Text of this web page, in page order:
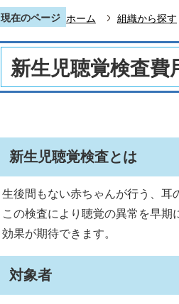
現在のページ ホーム 組織から探す
新生児聴覚検査費
新生児聴覚検査とは
生後間もない赤ちゃんが行う、耳
この検査により聴覚の異常を早
効果が期待できます。
対象者